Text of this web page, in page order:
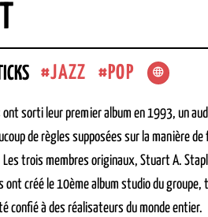
JAZZ POP
sorti leur premier album en 1993, un
de règles supposées sur la manière
Les trois membres originaux, Stuart A.
ont créé le 10ème album studio du
confié à des réalisateurs du monde entier.